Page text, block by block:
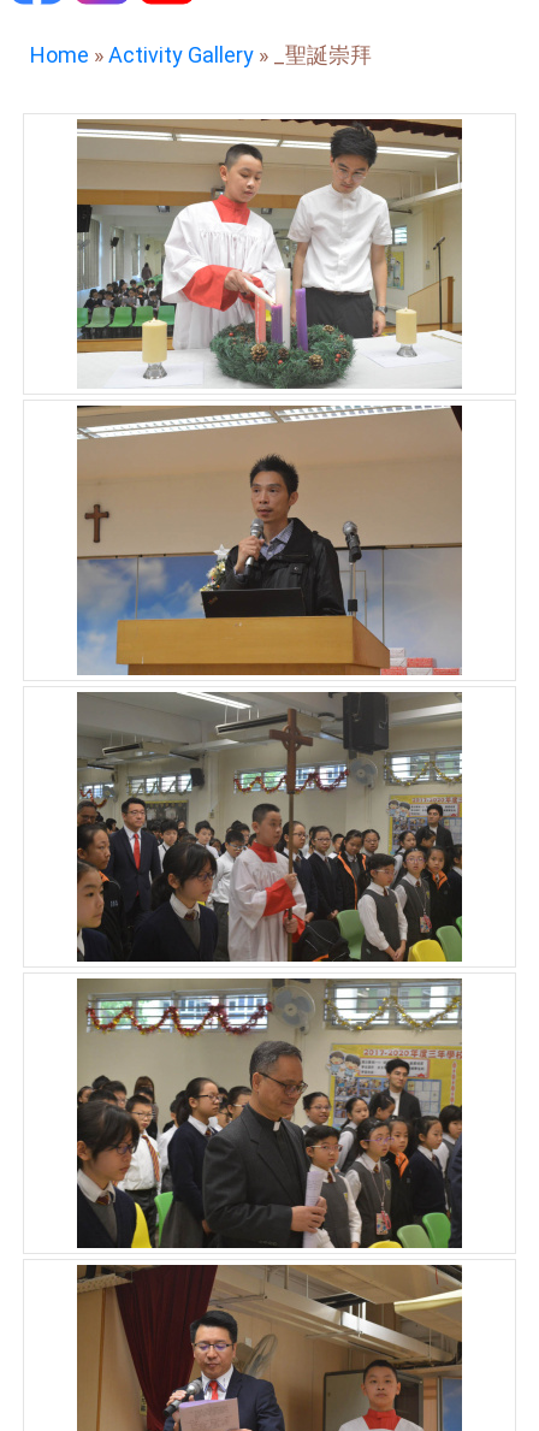
Home »Activity Gallery » _聖誕崇拜